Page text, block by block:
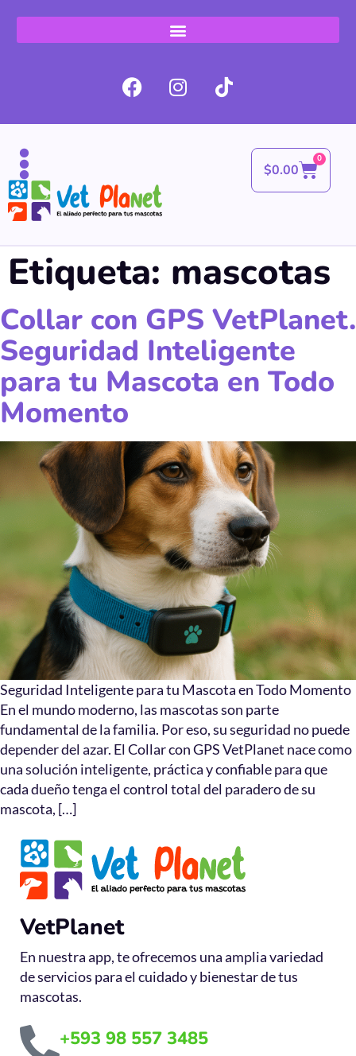
$0.00
0
Etiqueta: mascotas
Collar con GPS VetPlanet.
Seguridad Inteligente
para tu Mascota en Todo
Momento
Seguridad Inteligente para tu Mascota en Todo Momento
En el mundo moderno, las mascotas son parte
fundamental de la familia. Por eso, su seguridad no puede
depender del azar. El Collar con GPS VetPlanet nace como
una solución inteligente, práctica y confiable para que
cada dueño tenga el control total del paradero de su
mascota, […]
VetPlanet
En nuestra app, te ofrecemos una amplia variedad
de servicios para el cuidado y bienestar de tus
mascotas.
+593 98 557 3485